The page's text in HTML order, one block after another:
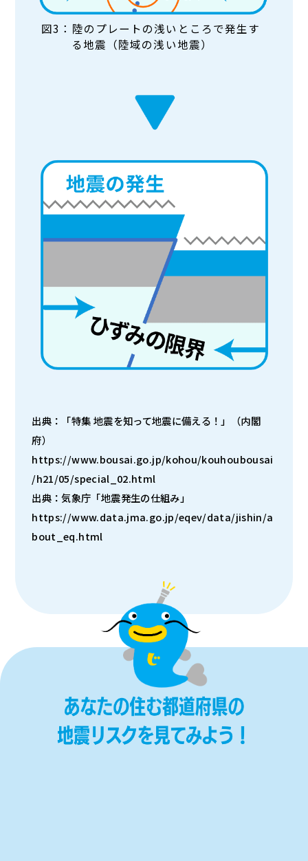
図3：陸のプレートの浅いところで発生す
る地震（陸域の浅い地震）
出典：「特集 地震を知って地震に備える！」（内閣
府）
https://www.bousai.go.jp/kohou/kouhoubousai
/h21/05/special_02.html
出典：気象庁「地震発生の仕組み」
https://www.data.jma.go.jp/eqev/data/jishin/a
bout_eq.html